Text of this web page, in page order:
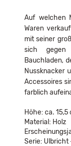
Auf welchen
Waren
mit seiner
sich gegen
Bauchladen,
Nussknacker
Accessoires
farblich
Höhe: ca. 15,5
Material: Holz
Serie: Ulbricht